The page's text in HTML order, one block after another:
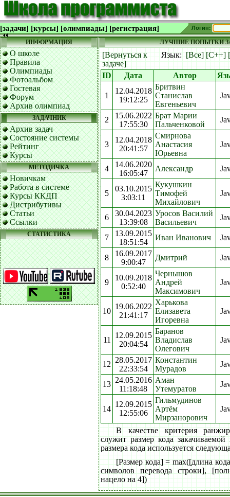
[задачи] [курсы] [олимпиады] [регистрация] Логин:
ИНФОРМАЦИЯ
О школе
Правила
Олимпиады
Фотоальбом
Гостевая
Форум
Архив олимпиад
ЗАДАЧНИК
Архив задач
Состояние системы
Рейтинг
Курсы
МЕТОДИЧКА
Новичкам
Работа в системе
Курсы ККДП
Дистрибутивы
Статьи
Ссылки
СТАТИСТИКА
ЛУЧШИЕ ПОПЫТКИ
[Вернуться к
задаче]
Язык:[Все] [C++]
ID Дата Автор
1
12.04.2018
19:12:25
Бритвин
Станислав
Евгеньевич
2
15.06.2022
17:55:30
Брат Марии
Пальченковой
3
12.04.2018
20:41:57
Смирнова
Анастасия
Юрьевна
4
14.06.2020
16:05:47
Александр
5
03.10.2015
3:03:11
Кукушкин
Тимофей
Михайлович
6
30.04.2023
13:39:08
Уросов Василий
Васильевич
7
13.09.2015
18:51:54
Иван Иванович
8
16.09.2017
9:00:47
Дмитрий
9
10.09.2018
0:52:40
Чернышов
Андрей
Максимович
10
19.06.2022
21:41:17
Харькова
Елизавета
Игоревна
11
12.09.2015
20:04:54
Баранов
Владислав
Олегович
12 28.05.2017
22:33:54
Константин
Мурадов
13 24.05.2016
11:18:48
Аман
Утемуратов
14
12.09.2015
12:55:06
Гильмудинов
Артём
Мирзанорович
В качестве критерия
служит размер кода
размера кода используется
[Размер кода] = max([длина
символов перевода строки],
нацело на 4])